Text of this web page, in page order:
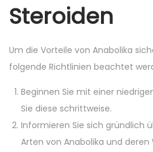
Steroiden
Um die Vorteile von Anabolika
folgende Richtlinien beachtet
Beginnen Sie mit einer
Sie diese schrittweise.
Informieren Sie sich gründlich
Arten von Anabolika und deren